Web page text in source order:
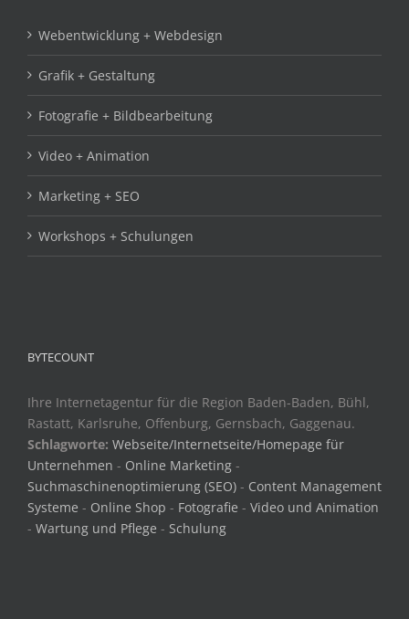
Webentwicklung + Webdesign
Grafik + Gestaltung
Fotografie + Bildbearbeitung
Video + Animation
Marketing + SEO
Workshops + Schulungen
BYTECOUNT
Ihre Internetagentur für die Region Baden-Baden, Bühl,
Rastatt, Karlsruhe, Offenburg, Gernsbach, Gaggenau.
Schlagworte: Webseite/Internetseite/Homepage für
Unternehmen - Online Marketing -
Suchmaschinenoptimierung (SEO) - Content Management
Systeme - Online Shop - Fotografie - Video und Animation
- Wartung und Pflege - Schulung